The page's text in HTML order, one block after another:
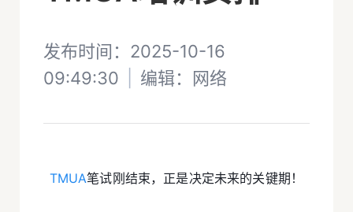
发布时间：2025-10-16
09:49:30
编辑： 网络
TMUA笔试刚结束，正是决定未来的关键期！